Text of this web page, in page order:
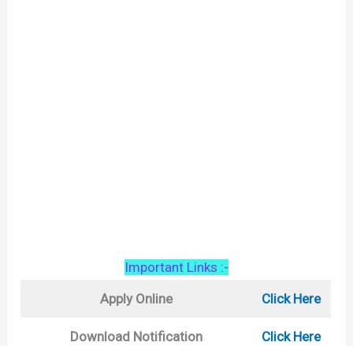
Important Links :-
Apply Online
Click Here
Download Notification Click Here